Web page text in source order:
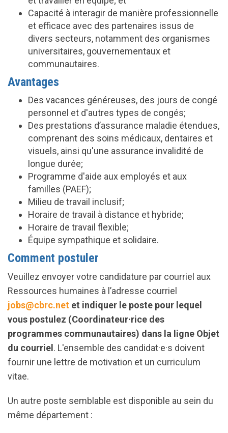
Capacité à interagir de manière professionnelle
et efficace avec des partenaires issus de
divers secteurs, notamment des organismes
universitaires, gouvernementaux et
communautaires.
Avantages
Des vacances généreuses, des jours de congé
personnel et d'autres types de congés;
Des prestations d’assurance maladie étendues,
comprenant des soins médicaux, dentaires et
visuels, ainsi qu'une assurance invalidité de
longue durée;
Programme d'aide aux employés et aux
familles (PAEF);
Milieu de travail inclusif;
Horaire de travail à distance et hybride;
Horaire de travail flexible;
Équipe sympathique et solidaire.
Comment postuler
Veuillez envoyer votre candidature par courriel aux
Ressources humaines à l’adresse courriel
jobs@cbrc.net et indiquer le poste pour lequel
vous postulez (Coordinateur·rice des
programmes communautaires) dans la ligne Objet
du courriel . L'ensemble des candidat·e·s doivent
fournir une lettre de motivation et un curriculum
vitae.
Un autre poste semblable est disponible au sein du
même département :